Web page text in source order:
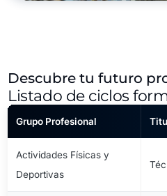
Descubre tu futuro
Listado de ciclos
Grupo Profesional
Actividades Físicas y
Deportivas